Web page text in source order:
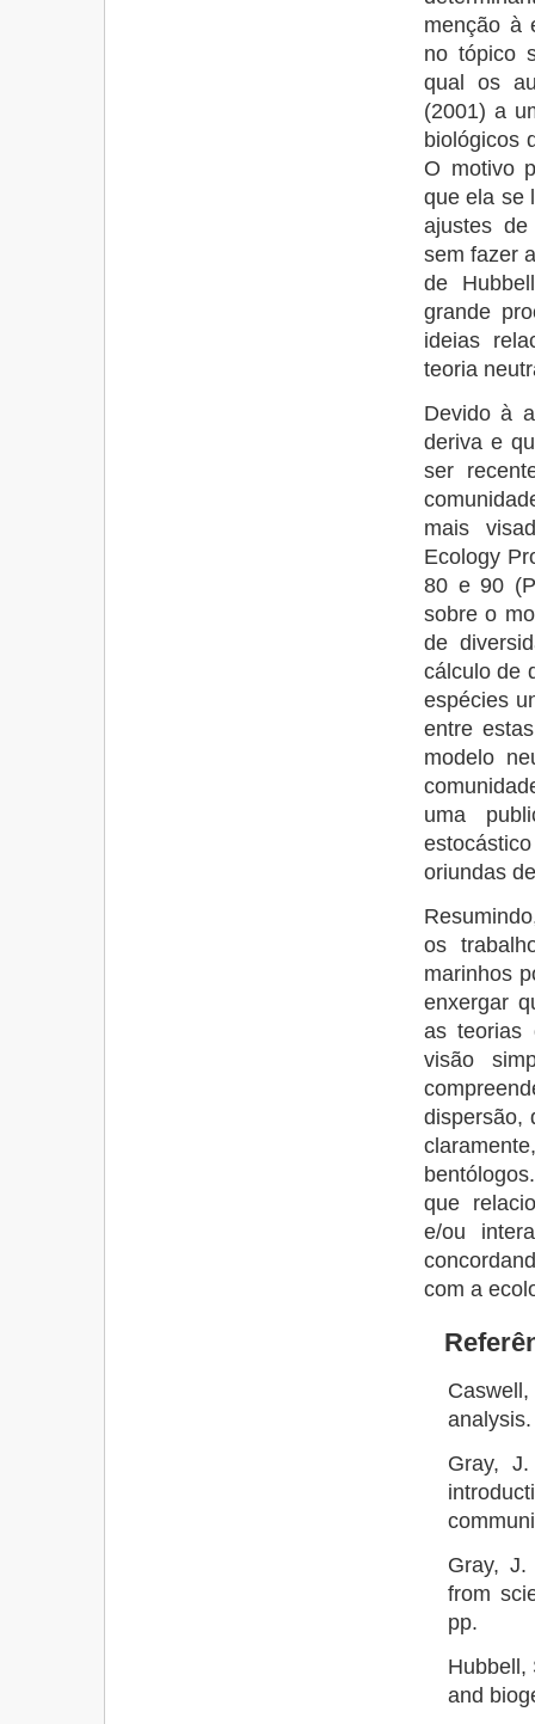
menção à
no tópico
qual os
(2001) a
biológicos
O motivo
que ela se
ajustes
sem fazer
de
grande
ideias
teoria
Devido à
deriva e
ser
mais
Ecology
80 e 90
sobre o
de
cálculo de
espécies
entre
modelo
uma
oriundas
os
marinhos
enxergar
as teorias
visão
dispersão,
que
e/ou
com a
Gray,
Gray,
from
pp.
Hubbell,
and